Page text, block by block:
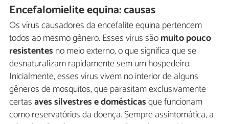
Encefalomielite equina: causas
Os vírus causadores da encefalite equina pertencem
todos ao mesmo gênero. Esses vírus sãomuito pouco
resistentes no meio externo, o que significa que se
desnaturalizam rapidamente sem um hospedeiro.
Inicialmente, esses vírus vivem no interior de alguns
gêneros de mosquitos, que parasitam exclusivamente
certasaves silvestres e domésticasque funcionam
como reservatórios da doença. Sempre assintomática, a